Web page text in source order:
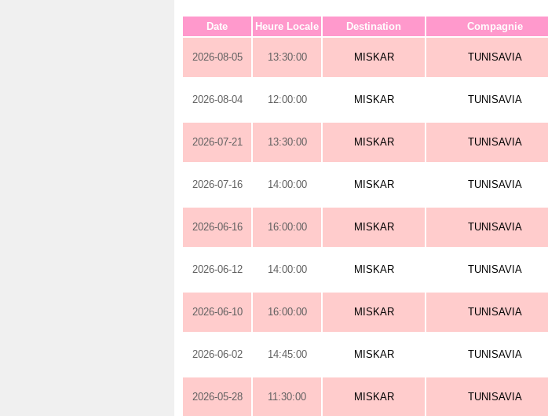
Date Heure Locale Destination Compagnie
2026-08-05 13:30:00 MISKAR TUNISAVIA
2026-08-04 12:00:00 MISKAR TUNISAVIA
2026-07-21 13:30:00 MISKAR TUNISAVIA
2026-07-16 14:00:00 MISKAR TUNISAVIA
2026-06-16 16:00:00 MISKAR TUNISAVIA
2026-06-12 14:00:00 MISKAR TUNISAVIA
2026-06-10 16:00:00 MISKAR TUNISAVIA
2026-06-02 14:45:00 MISKAR TUNISAVIA
2026-05-28 11:30:00 MISKAR TUNISAVIA